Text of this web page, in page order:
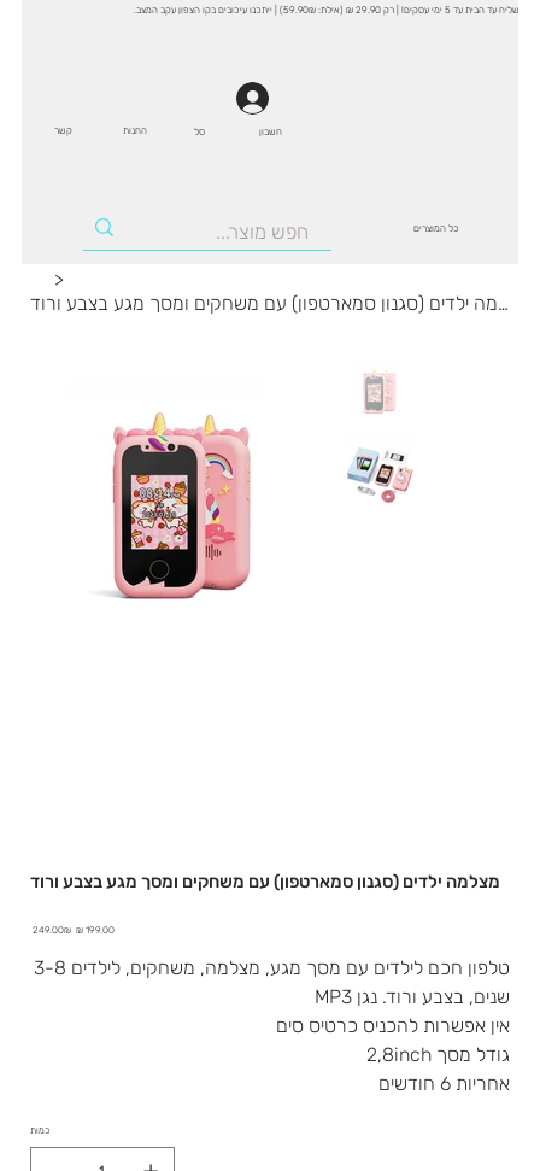
שליח עד הבית עד 5 ימי עסקים! | רק 29.90 ₪ (אילת: 59.90₪) | ייתכנו עיכובים בקו הצפון עקב המצב.
חשבון סל קשר החנות
כל המוצרים
>
מצלמה ילדים (סגנון סמארטפון) עם משחקים ומסך מגע בצבע ורוד
מצלמה ילדים (סגנון סמארטפון) עם משחקים ומסך מגע בצבע ורוד
מחיר
‏249.00 ‏₪ מחיר
‏199.00 ‏₪
טלפון חכם לילדים עם מסך מגע, מצלמה, משחקים, לילדים 3-8
שנים, בצבע ורוד. נגן MP3
אין אפשרות להכניס כרטיס סים
גודל מסך 2,8inch
אחריות 6 חודשים
כמות